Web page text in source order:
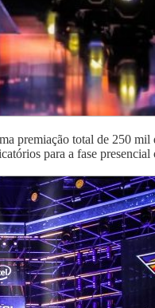
premiação total de 250 mil
para a fase